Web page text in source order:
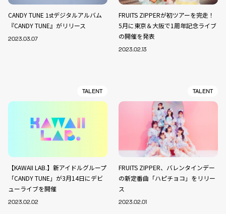
CANDY TUNE 1stデジタルアルバム
『CANDY TUNE』がリリース
2023.03.07
FRUITS ZIPPERが初ツアーを完走！
5月に東京＆大阪で1周年記念ライブ
の開催を発表
2023.02.13
TALENT
【KAWAII LAB.】新アイドルグループ
「CANDY TUNE」が3月14日にデビ
ューライブを開催
2023.02.02
TALENT
FRUITS ZIPPER、バレンタインデー
の新定番曲「ハピチョコ」をリリー
ス
2023.02.01